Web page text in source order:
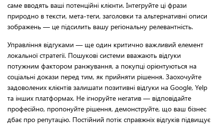
саме вводять ваші потенційні клієнти. Інтегруйте ці фрази
природно в тексти, мета-теги, заголовки та альтернативні описи
зображень — це підсилить вашу регіональну релевантність.
Управління відгуками — ще один критично важливий елемент
локальної стратегії. Пошукові системи вважають відгуки
потужним фактором ранжування, а покупці орієнтуються на
соціальні докази перед тим, як прийняти рішення. Заохочуйте
задоволених клієнтів залишати позитивні відгуки на Google, Yelp
та інших платформах. Не ігноруйте негатив — відповідайте
професійно, пропонуйте рішення, демонструйте, що ваш бізнес
дбає про репутацію. Постійний потік справжніх відгуків підвищує